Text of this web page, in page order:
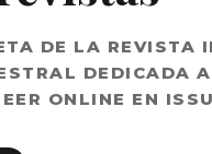
DE LA REVISTA
DEDICADA
ONLINE EN